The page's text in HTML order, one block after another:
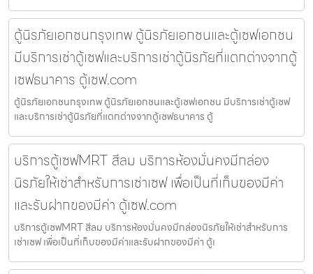
ตู้นิรภัยเอกชนกรุงเทพ ตู้นิรภัยเอกชนและตู้เซฟเอกชน
มีบริการเช่าตู้เซฟและบริการเช่าตู้นิรภัยที่แตกต่างจากตู้
เซฟธนาคาร ตู้เซฟ.com
ตู้นิรภัยเอกชนกรุงเทพ ตู้นิรภัยเอกชนและตู้เซฟเอกชน มีบริการเช่าตู้เซฟ
และบริการเช่าตู้นิรภัยที่แตกต่างจากตู้เซฟธนาคาร ตู้
บริการตู้เซฟMRT สีลม บริการห้องมั่นคงมีกล่อง
นิรภัยให้เช่าสำหรับการเช่าเซฟ เพื่อเป็นที่เก็บของมีค่า
และรับฝากของมีค่า ตู้เซฟ.com
บริการตู้เซฟMRT สีลม บริการห้องมั่นคงมีกล่องนิรภัยให้เช่าสำหรับการ
เช่าเซฟ เพื่อเป็นที่เก็บของมีค่าและรับฝากของมีค่า ตู้เ